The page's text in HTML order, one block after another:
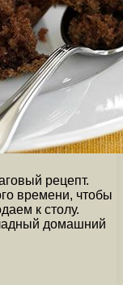
рецепт.
времени, чтобы
к столу.
домашний